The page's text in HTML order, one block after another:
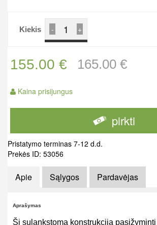
Kiekis - +
155.00 €
Kaina prisijungus
165.00 €
pirkti
Pristatymo terminas 7-12 d.d.
Prekės ID: 53056
Apie Sąlygos Pardavėjas
Aprašymas
Ši sulankstoma konstrukcija